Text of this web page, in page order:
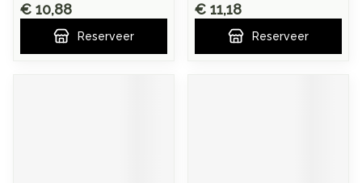
€ 10,88
Reserveer
€ 11,18
Reserveer